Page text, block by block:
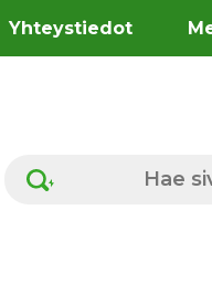
Yhteystiedot
Hae sivustolta